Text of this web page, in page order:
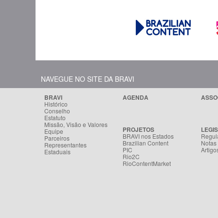
NAVEGUE NO SITE DA BRAVI
BRAVI
Histórico
Conselho
Estatuto
Missão, Visão e Valores
Equipe
Parceiros
Representantes
Estaduais
AGENDA
PROJETOS
BRAVI nos Estados
Brazilian Content
PIC
Rio2C
RioContentMarket
Notas